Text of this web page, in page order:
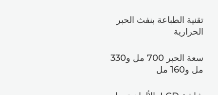
تقنية الطباعة بنفث الحبر
الحرارية
سعة الحبر 700 مل و330
مل و160 مل